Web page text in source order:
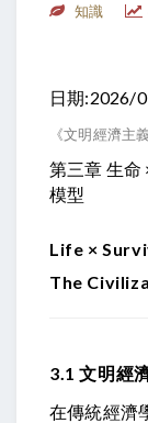
知識
日期:2026/
《文明經濟主
第三章 生命
模型
Life ×
The
3.1 文明經
在傳統經濟